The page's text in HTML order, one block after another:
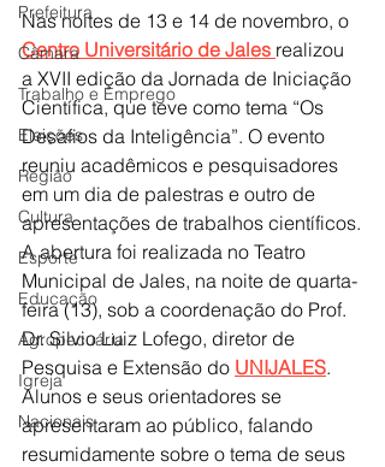
Prefeitura
Câmara
Trabalho e Emprego
Eleições
Região
Cultura
Esporte
Educação
Agropecuária
Igreja
Nacionais
Nas noites de 13 e 14 de novembro, o
Centro Universitário de Jales realizou
a XVII edição da Jornada de Iniciação
Científica, que teve como tema “Os
Desafios da Inteligência”. O evento
reuniu acadêmicos e pesquisadores
em um dia de palestras e outro de
apresentações de trabalhos científicos.
A abertura foi realizada no Teatro
Municipal de Jales, na noite de quarta-
feira (13), sob a coordenação do Prof.
Dr. Silvio Luiz Lofego, diretor de
Pesquisa e Extensão do UNIJALES.
Alunos e seus orientadores se
apresentaram ao público, falando
resumidamente sobre o tema de seus